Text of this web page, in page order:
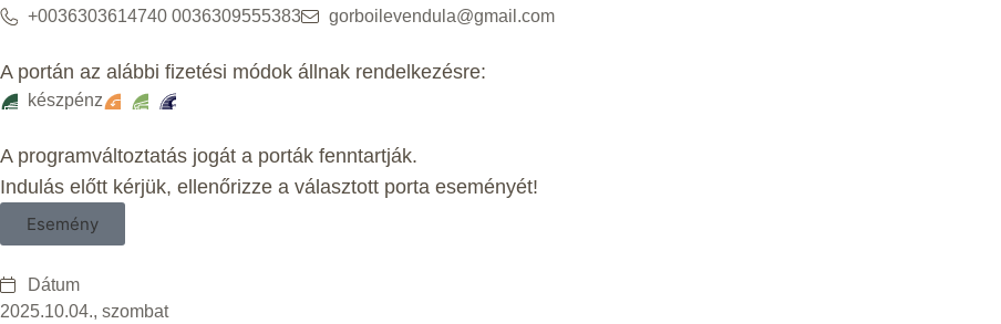
+0036303614740 0036309555383 gorboilevendula@gmail.com
A portán az alábbi fizetési módok állnak rendelkezésre:
készpénz
A programváltoztatás jogát a porták fenntartják.
Indulás előtt kérjük, ellenőrizze a választott porta eseményét!
Esemény
Dátum
2025.10.04., szombat